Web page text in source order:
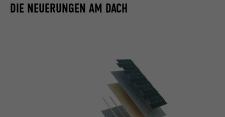
DIE NEUERUNGEN AM DACH